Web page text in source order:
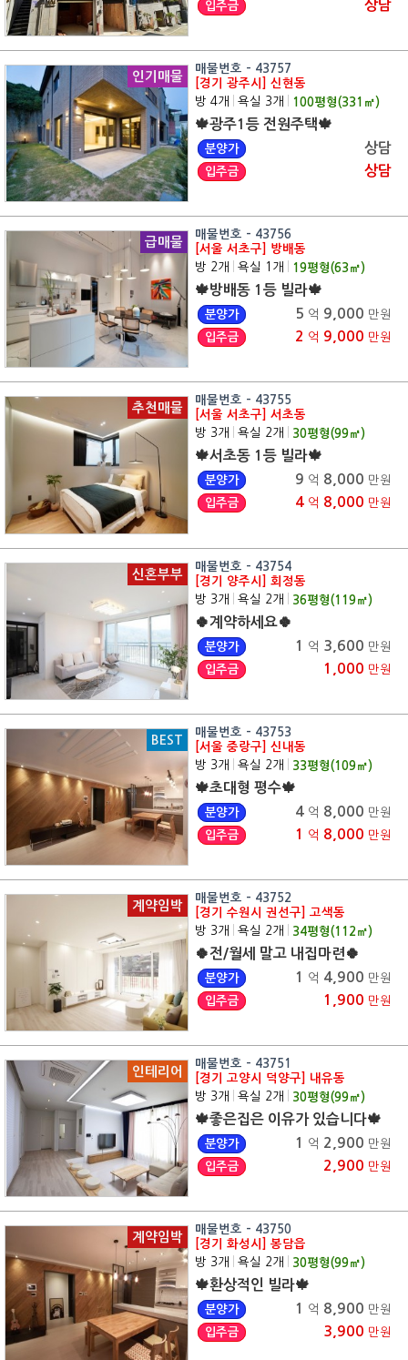
입주금 상담
인기매물
매물번호 - 43757
[경기 광주시] 신현동
방 4개
욕실 3개 100평형(331 ㎡)
🍁광주1등 전원주택🍁
분양가 상담
입주금 상담
급매물
매물번호 - 43756
[서울 서초구] 방배동
방 2개
욕실 1개 19평형(63㎡)
🍁방배동 1등 빌라🍁
분양가 5 억 9,000 만원
입주금
2 억 9,000 만원
추천매물
매물번호 - 43755
[서울 서초구] 서초동
방 3개
욕실 2개 30평형(99㎡)
🍁서초동 1등 빌라🍁
분양가 9 억 8,000 만원
입주금
4 억 8,000 만원
신혼부부
매물번호 - 43754
[경기 양주시] 회정동
방 3개
욕실 2개 36평형(119㎡)
🍀계약하세요🍀
분양가 1 억 3,600 만원
입주금
1,000 만원
BEST
매물번호 - 43753
[서울 중랑구] 신내동
방 3개
욕실 2개 33평형(109㎡)
🍁초대형 평수🍁
분양가 4 억 8,000 만원
입주금
1 억 8,000 만원
계약임박
매물번호 - 43752
[경기 수원시 권선구] 고색동
방 3개
욕실 2개 34평형(112 ㎡)
🍀전/월세 말고 내집마련🍀
분양가 1 억 4,900 만원
입주금
1,900 만원
인테리어
매물번호 - 43751
[경기 고양시 덕양구] 내유동
방 3개
욕실 2개 30평형(99㎡)
🍁좋은집은 이유가 있습니다🍁
분양가 1 억 2,900 만원
입주금
2,900 만원
계약임박
매물번호 - 43750
[경기 화성시] 봉담읍
방 3개
욕실 2개 30평형(99㎡)
🍁환상적인 빌라🍁
분양가 1 억 8,900 만원
입주금
3,900 만원